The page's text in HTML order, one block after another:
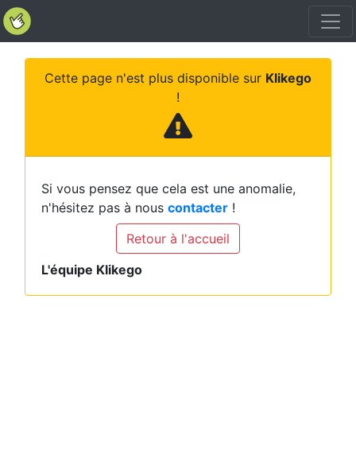
Cette page n'est plus disponible sur Klikego
!
Si vous pensez que cela est une anomalie,
n'hésitez pas à nous contacter !
Retour à l'accueil
L'équipe Klikego